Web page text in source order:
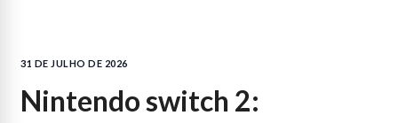
31 DE JULHO DE 2026
nintendo switch 2: